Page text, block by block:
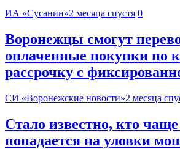
ИА «Сусанин»2 месяца спустя 0
Воронежцы смогут
оплаченные покупки по
рассрочку с
СИ «Воронежские новости»2 месяца
Стало известно, кто чаще
попадается на уловки